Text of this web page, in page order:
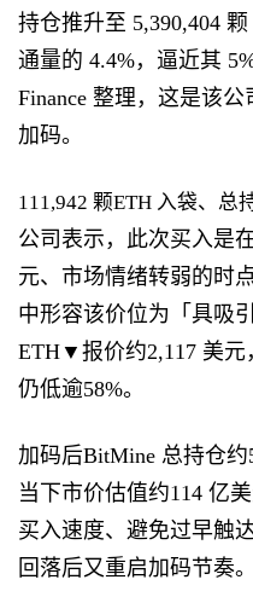
持仓推升至 5,390,404
通量的 4.4%，逼近其
Finance 整理，这是该
加码。
111,942 颗ETH 入袋、总
公司表示，此次买入是
元、市场情绪转弱的时
中形容该价位为「具吸
ETH▼报价约2,117 美元
仍低逾58%。
加码后BitMine 总持仓
当下市价估值约114 亿
买入速度、避免过早触
回落后又重启加码节奏。